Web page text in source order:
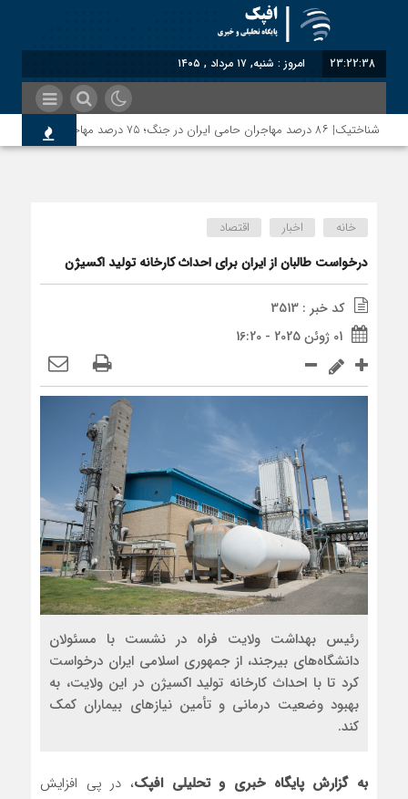
23:22:38 امروز : شنبه, ۱۷ مرداد , ۱۴۰۵
شناختیک| ۸۶ درصد مهاجران حامی ایران در جنگ؛ ۷۵ درصد مهاجران دولت چهاردهم را خیرخواه خود نمی‌دانند
خانه اخبار اقتصاد
درخواست طالبان از ایران برای احداث کارخانه تولید اکسیژن
کد خبر : 3513
01 ژوئن 2025 - 16:20
رئیس بهداشت ولایت فراه در نشست با مسئولان
دانشگاه‌های بیرجند، از جمهوری اسلامی ایران درخواست
کرد تا با احداث کارخانه تولید اکسیژن در این ولایت، به
بهبود وضعیت درمانی و تأمین نیازهای بیماران کمک
کند.
به گزارش پایگاه خبری و تحلیلی افپک، در پی افزایش